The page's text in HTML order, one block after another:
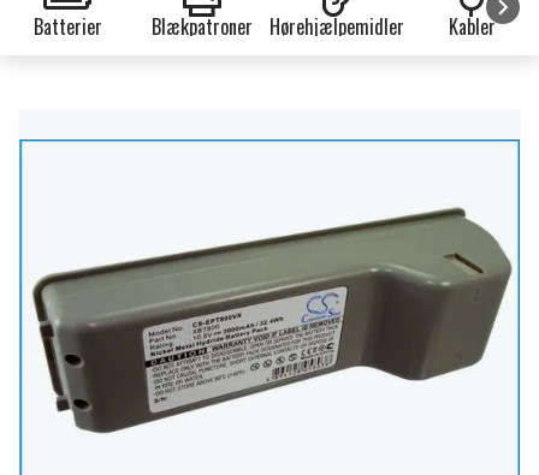
Batterier Blækpatroner Hørehjælpemidler Kabler